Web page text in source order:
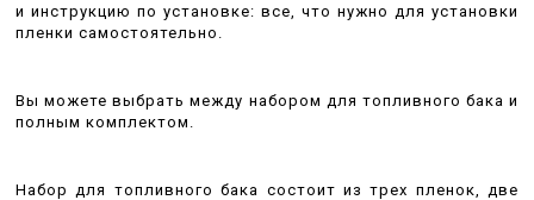
и инструкцию по установке: все, что нужно для установки
пленки самостоятельно.
Вы можете выбрать между набором для топливного бака и
полным комплектом.
Набор для топливного бака состоит из трех пленок, две